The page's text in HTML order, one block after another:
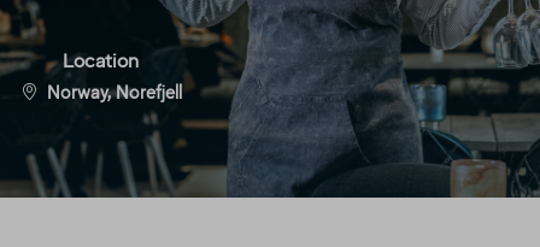
Location
Norway, Norefjell